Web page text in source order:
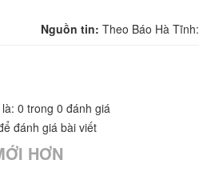
Nguồn tin: Theo Báo Hà Tĩnh:
0 trong 0 đánh giá
đánh giá bài viết
HƠN